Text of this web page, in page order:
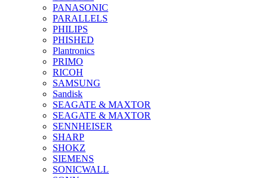
PANASONIC
PARALLELS
PHILIPS
PHISHED
Plantronics
PRIMO
RICOH
SAMSUNG
Sandisk
SEAGATE & MAXTOR
SEAGATE & MAXTOR
SENNHEISER
SHARP
SHOKZ
SIEMENS
SONICWALL